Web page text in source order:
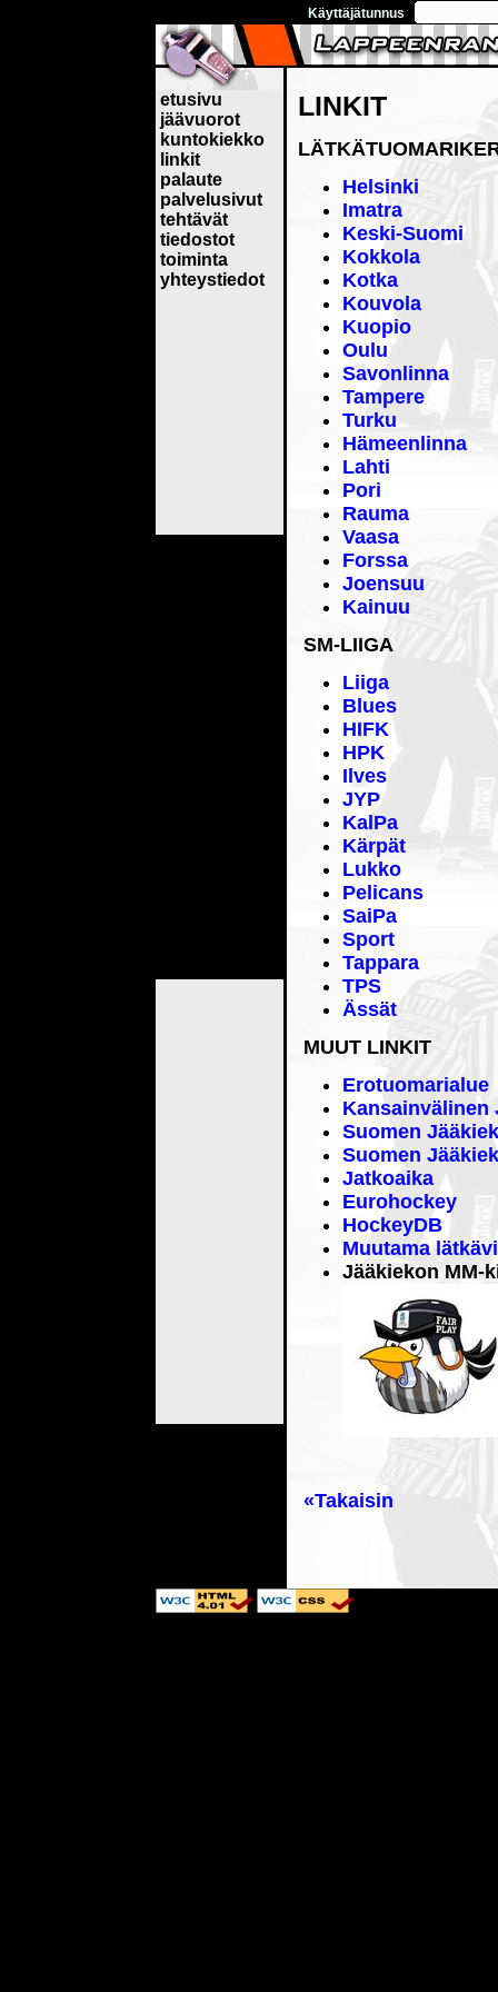
Käyttäjätunnus
etusivu
jäävuorot
kuntokiekko
linkit
palaute
palvelusivut
tehtävät
tiedostot
toiminta
yhteystiedot
LINKIT
Helsinki
Imatra
Keski-Suomi
Kokkola
Kotka
Kouvola
Kuopio
Oulu
Savonlinna
Tampere
Turku
Hämeenlinna
Lahti
Pori
Rauma
Vaasa
Forssa
Joensuu
Kainuu
SM-LIIGA
Liiga
Blues
HIFK
HPK
Ilves
JYP
KalPa
Kärpät
Lukko
Pelicans
SaiPa
Sport
Tappara
TPS
Ässät
MUUT LINKIT
Erotuomarialue
Kansainvälinen
Suomen
Suomen
Jatkoaika
Eurohockey
HockeyDB
Muutama
Jääkiekon MM-
«Takaisin